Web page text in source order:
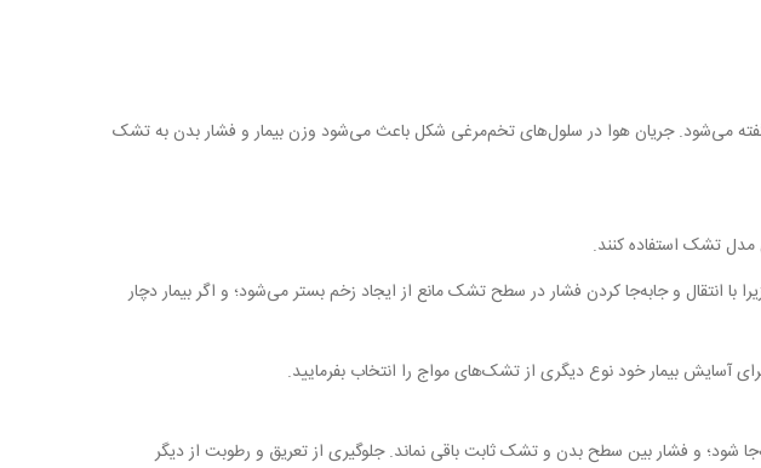
می‌شود. جریان هوا در سلول‌های تخم‌مرغی شکل باعث می‌شود وزن بیمار و فشار بدن به تشک
تشک استفاده کنند.
2 است؛ این تشک باز هم گزینه خوبی است؛ زیرا با انتقال و جابه‌جا کردن فشار در سطح تشک مانع از ایجاد زخم بستر می‌شود؛ و اگر بیمار دچار
شود؛ و فشار بین سطح بدن و تشک ثابت باقی نماند. جلوگیری از تعریق و رطوبت از دیگر